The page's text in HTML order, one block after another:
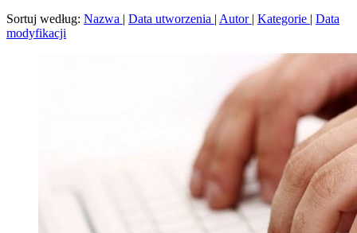
Sortuj według: Nazwa | Data utworzenia | Autor | Kategorie | Data
modyfikacji